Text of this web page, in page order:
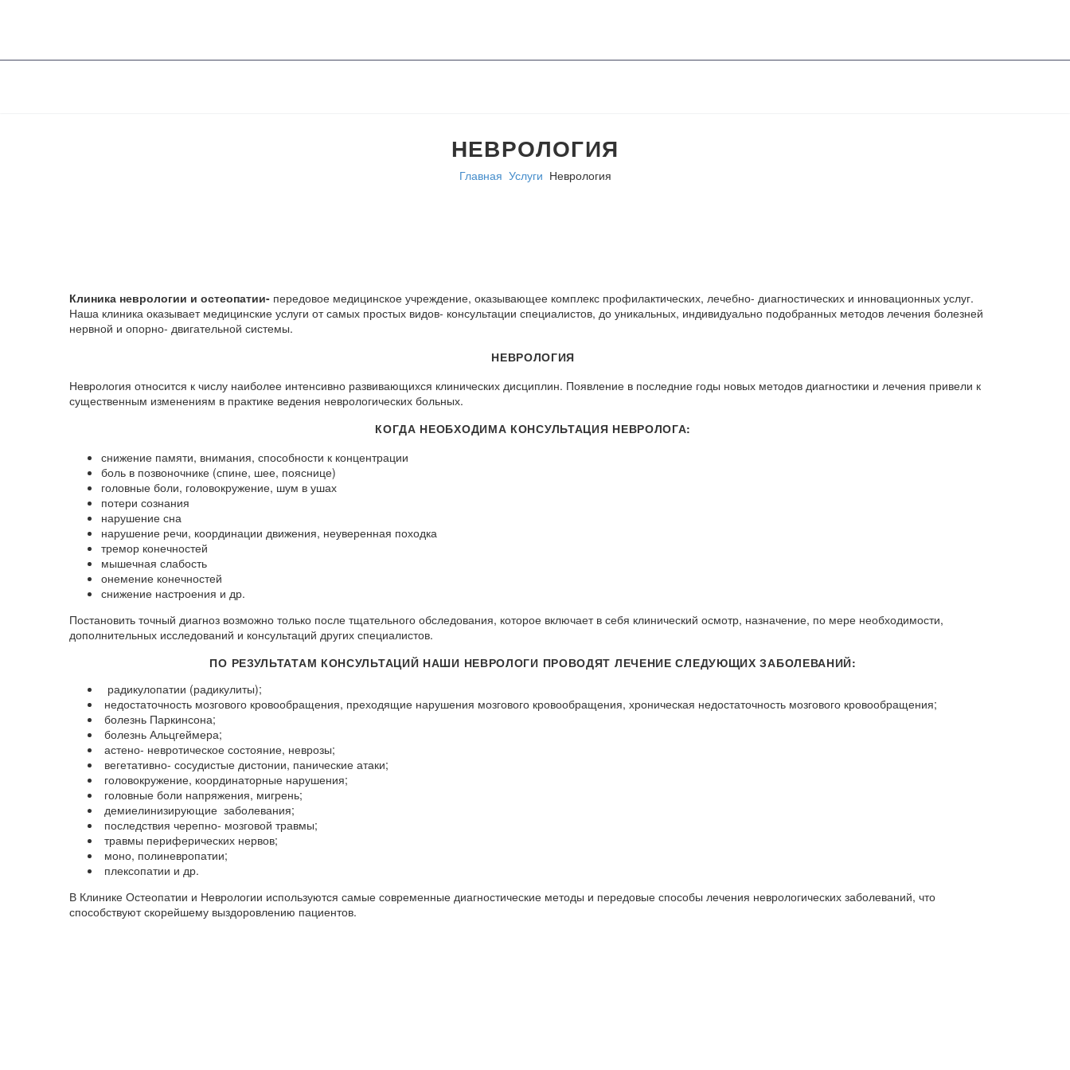
НЕВРОЛОГИЯ
Главная Услуги Неврология
Клиника неврологии и остеопатии- передовое медицинское учреждение, оказывающее комплекс профилактических, лечебно- диагностических и инновационных услуг.
Наша клиника оказывает медицинские услуги от самых простых видов- консультации специалистов, до уникальных, индивидуально подобранных методов лечения болезней
нервной и опорно- двигательной системы.
НЕВРОЛОГИЯ
Неврология относится к числу наиболее интенсивно развивающихся клинических дисциплин. Появление в последние годы новых методов диагностики и лечения привели к
существенным изменениям в практике ведения неврологических больных.
КОГДА НЕОБХОДИМА КОНСУЛЬТАЦИЯ НЕВРОЛОГА:
снижение памяти, внимания, способности к концентрации
боль в позвоночнике (спине, шее, пояснице)
головные боли, головокружение, шум в ушах
потери сознания
нарушение сна
нарушение речи, координации движения, неуверенная походка
тремор конечностей
мышечная слабость
онемение конечностей
снижение настроения и др.
Постановить точный диагноз возможно только после тщательного обследования, которое включает в себя клинический осмотр, назначение, по мере необходимости,
дополнительных исследований и консультаций других специалистов.
ПО РЕЗУЛЬТАТАМ КОНСУЛЬТАЦИЙ НАШИ НЕВРОЛОГИ ПРОВОДЯТ ЛЕЧЕНИЕ СЛЕДУЮЩИХ ЗАБОЛЕВАНИЙ:
радикулопатии (радикулиты);
недостаточность мозгового кровообращения, преходящие нарушения мозгового кровообращения, хроническая недостаточность мозгового кровообращения;
болезнь Паркинсона;
болезнь Альцгеймера;
астено- невротическое состояние, неврозы;
вегетативно- сосудистые дистонии, панические атаки;
головокружение, координаторные нарушения;
головные боли напряжения, мигрень;
демиелинизирующие заболевания;
последствия черепно- мозговой травмы;
травмы периферических нервов;
моно, полиневропатии;
плексопатии и др.
В Клинике Остеопатии и Неврологии используются самые современные диагностические методы и передовые способы лечения неврологических заболеваний, что
способствуют скорейшему выздоровлению пациентов.